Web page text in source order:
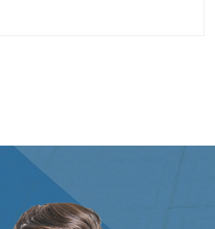
lượng hàng hóa giá trị cao và